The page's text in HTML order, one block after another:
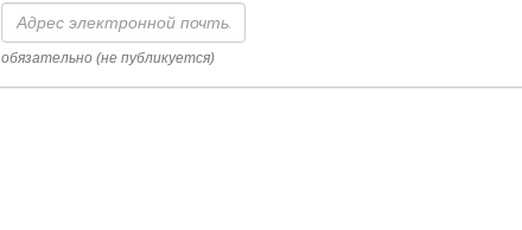
Адрес
электронной
почты
обязательно (не публикуется)